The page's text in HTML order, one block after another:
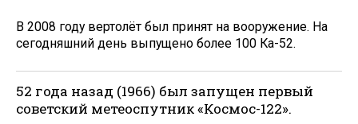
В 2008 году вертолёт был принят на вооружение. На
сегодняшний день выпущено более 100 Ка-52.
52 года назад (1966) был запущен первый
советский метеоспутник «Космос-122».